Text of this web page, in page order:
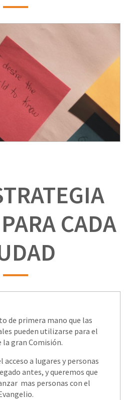
CADA
de primera mano que las
pueden utilizarse para el
la gran Comisión.
a lugares y personas
antes, y queremos que
mas personas con el